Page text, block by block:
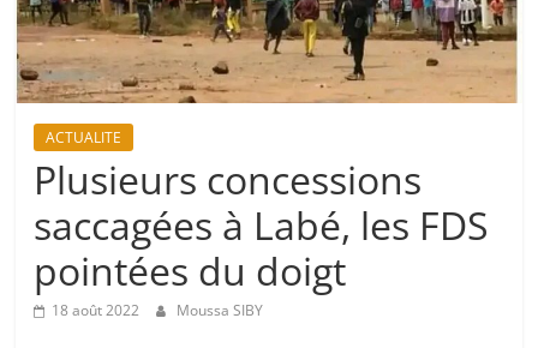
ACTUALITE
Plusieurs concessions
saccagées à Labé, les FDS
pointées du doigt
18 août 2022 Moussa SIBY